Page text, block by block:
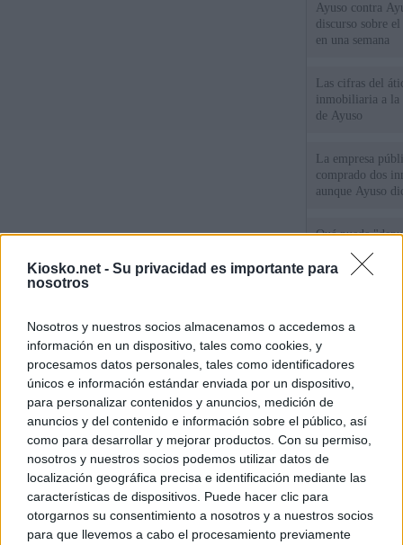
Kiosko.net - Su privacidad es importante para
nosotros
Nosotros y nuestros socios almacenamos o accedemos a
información en un dispositivo, tales como cookies, y
procesamos datos personales, tales como identificadores
únicos e información estándar enviada por un dispositivo,
para personalizar contenidos y anuncios, medición de
anuncios y del contenido e información sobre el público, así
como para desarrollar y mejorar productos. Con su permiso,
nosotros y nuestros socios podemos utilizar datos de
localización geográfica precisa e identificación mediante las
características de dispositivos. Puede hacer clic para
otorgarnos su consentimiento a nosotros y a nuestros socios
para que llevemos a cabo el procesamiento previamente
Ayuso contra
discurso sobre
en una semana
Las cifras del
inmobiliaria a la
de Ayuso
La empresa
comprado dos
aunque Ayuso
Qué puede
de violencia de
Gobierno
del Príncipe sin
intemperie"
© Kiosko.net Aviso Legal Privacidad y Cookies